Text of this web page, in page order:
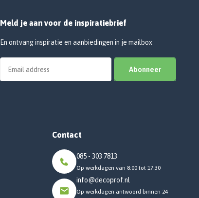
Meld je aan voor de inspiratiebrief
En ontvang inspiratie en aanbiedingen in je mailbox
Abonneer
Contact
085 - 303 7813
Op werkdagen van 8:00 tot 17:30
info@decoprof.nl
Op werkdagen antwoord binnen 24